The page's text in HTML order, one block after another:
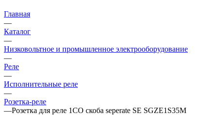
Главная
—
Каталог
—
Низковольтное и промышленное электрооборудование
—
Реле
—
Исполнительные реле
—
Розетка-реле
—Розетка для реле 1СО скоба seperate SE SGZE1S35M